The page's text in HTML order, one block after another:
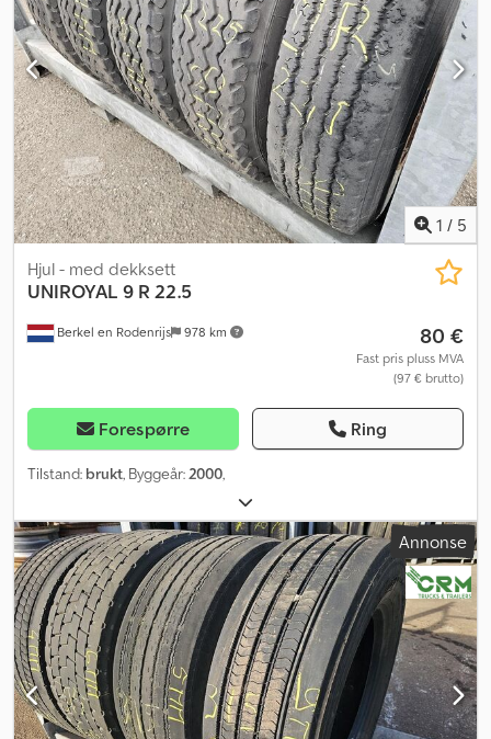
1 / 5
Berkel en Rodenrijs 978 km
Hjul - med dekksett
UNIROYAL 9 R 22.5
80 €
Fast pris pluss MVA
(97 € brutto)
Forespørre Ring
Tilstand: brukt, Byggeår:2000,
Annonse